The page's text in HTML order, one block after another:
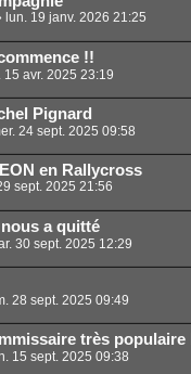
lun. 19 janv. 2026 21:25
!!
15 avr. 2025 23:19
Pignard
24 sept. 2025 09:58
en Rallycross
sept. 2025 21:56
a quitté
30 sept. 2025 12:29
28 sept. 2025 09:49
très populaire
15 sept. 2025 09:38